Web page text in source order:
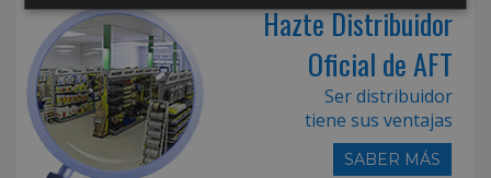
Hazte Distribuidor
Oficial de AFT
Ser distribuidor
tiene sus ventajas
SABER MÁS